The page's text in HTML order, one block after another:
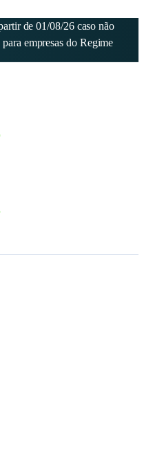
de 01/08/26 caso não
empresas do Regime